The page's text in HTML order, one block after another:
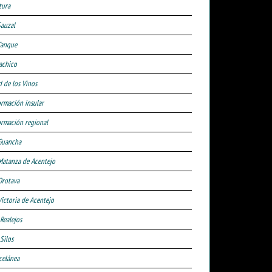
de los Vinos
insular
regional
de Acentejo
de Acentejo